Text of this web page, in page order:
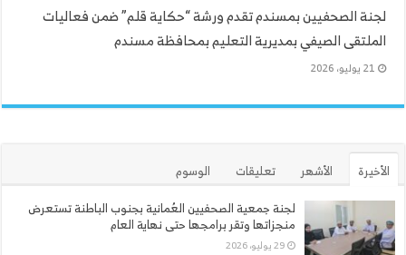
لجنة الصحفيين بمسندم تقدم ورشة “حكاية قلم” ضمن فعاليات
الملتقى الصيفي بمديرية التعليم بمحافظة مسندم
21 يوليو، 2026
الأخيرة الأشهر تعليقات
الوسوم
لجنة جمعية الصحفيين العُمانية بجنوب الباطنة تستعرض
منجزاتها وتقر برامجها حتى نهاية العام
29 يوليو، 2026